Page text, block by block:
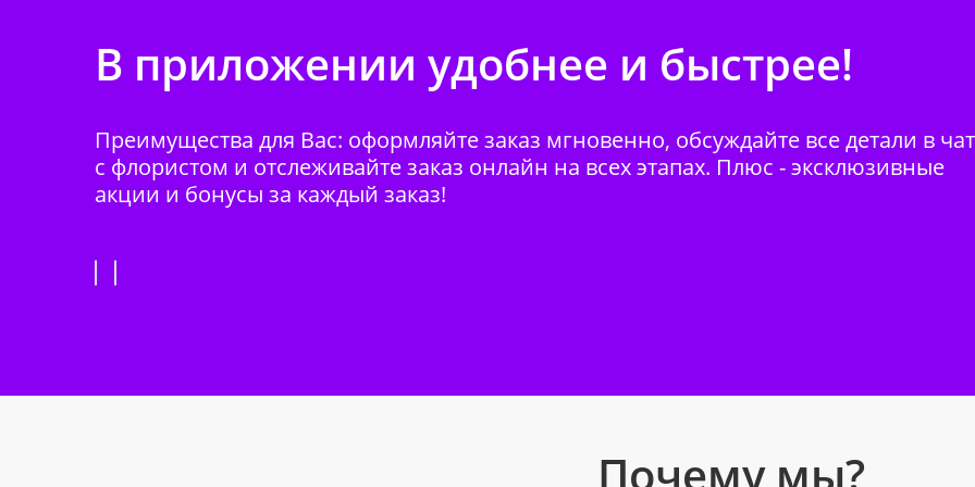
В приложении удобнее и быстрее!
Преимущества для Вас: оформляйте заказ мгновенно, обсуждайте все детали в
с флористом и отслеживайте заказ онлайн на всех этапах. Плюс - эксклюзивные
акции и бонусы за каждый заказ!
Почему мы?